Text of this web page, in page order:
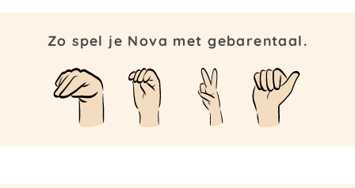
Zo spel je Nova met gebarentaal.